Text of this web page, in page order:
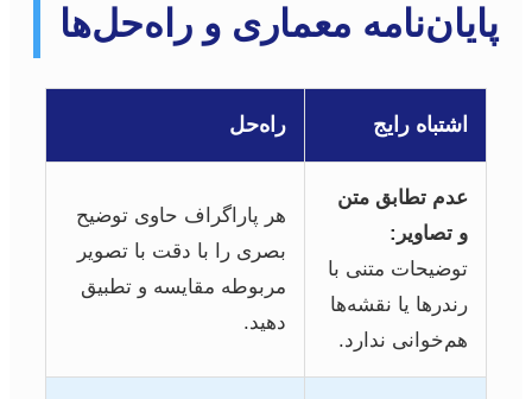
پایان‌نامه معماری و راه‌حل‌ها
اشتباه رایج راه‌حل
عدم تطابق متن
و تصاویر:
توضیحات متنی با
رندرها یا نقشه‌ها
هم‌خوانی ندارد.
هر پاراگراف حاوی توضیح
بصری را با دقت با تصویر
مربوطه مقایسه و تطبیق
دهید.